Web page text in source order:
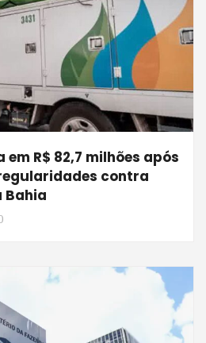
R$ 82,7 milhões após
contra
Bahia